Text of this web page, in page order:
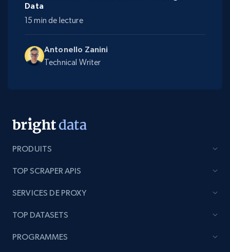
Antonello Zanini
Technical Writer
Data
15 min de lecture
PRODUITS
TOP SCRAPER APIS
SERVICES DE PROXY
TOP DATASETS
PROGRAMMES